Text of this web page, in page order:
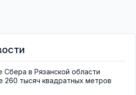
в Рязанской области
260 тысяч квадратных метров